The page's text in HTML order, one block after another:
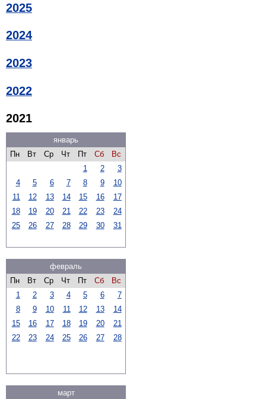
2025
2024
2023
2022
2021
январь
Пн
Вт Ср Чт Пт Сб
Вс
1
2
3
4
5 6 7 8 9
10
11
12 13 14 15 16
17
18
19 20 21 22 23
24
25
26 27 28 29 30 31
февраль
Пн
Вт Ср Чт Пт Сб
Вс
1
2 3 4 5 6
7
8
9 10 11 12 13
14
15
16 17 18 19 20
21
22
23 24 25 26 27 28
март